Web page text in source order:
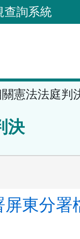
查詢系統
憲法法庭判
決
東分署